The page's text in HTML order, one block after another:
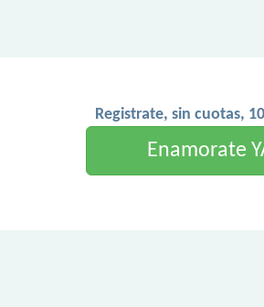
Registrate, sin cuotas,
Enamorate